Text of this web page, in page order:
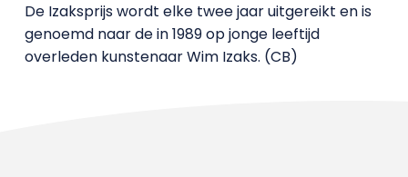
De Izaksprijs wordt elke twee jaar uitgereikt en is
genoemd naar de in 1989 op jonge leeftijd
overleden kunstenaar Wim Izaks. (CB)